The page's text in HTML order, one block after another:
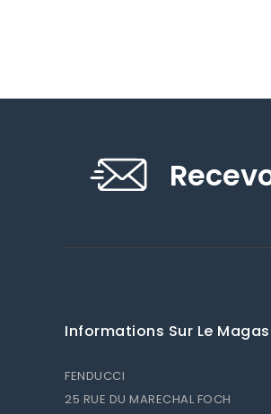
Informations Sur Le
FENDUCCI
25 RUE DU MARECHAL FOCH